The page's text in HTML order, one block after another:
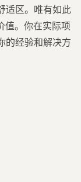
适区。唯有如此
值。你在实际项
的经验和解决方